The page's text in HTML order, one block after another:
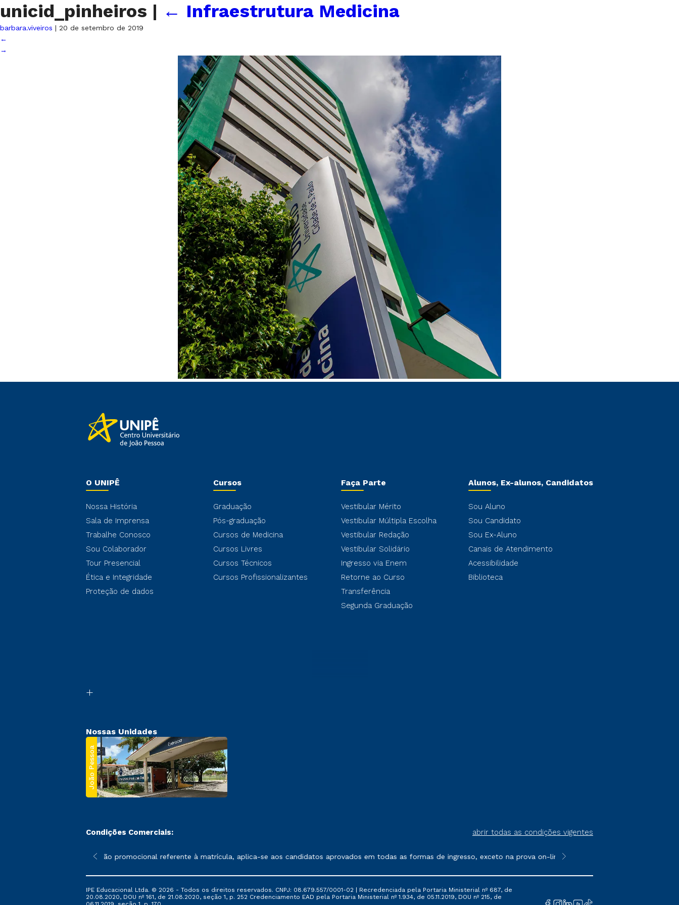
unicid_pinheiros | ← Infraestrutura Medicina
barbara.viveiros | 20 de setembro de 2019
←
→
O UNIPÊ
Nossa História
Sala de Imprensa
Trabalhe Conosco
Sou Colaborador
Tour Presencial
Ética e Integridade
Proteção de dados
Cursos
Graduação
Pós-graduação
Cursos de Medicina
Cursos Livres
Cursos Técnicos
Cursos Profissionalizantes
Faça Parte
Vestibular Mérito
Vestibular Múltipla Escolha
Vestibular Redação
Vestibular Solidário
Ingresso via Enem
Retorne ao Curso
Transferência
Segunda Graduação
Alunos, Ex-alunos, Candidatos
Sou Aluno
Sou Candidato
Sou Ex-Aluno
Canais de Atendimento
Acessibilidade
Biblioteca
Nossas Unidades
João Pessoa
Condições Comerciais: abrir todas as condições vigentes
sofrer alterações nos períodos de rematrícula conforme exposto no contrato de prestação de serviços.
*A condição promocional referente à matrícula, aplica-se aos candidatos aprovados em todas as formas de ingresso, exceto na prova on-line ou agendada, que ofertam
**Semipresencial é um formato do
IPE Educacional Ltda. © 2026 - Todos os direitos reservados. CNPJ: 08.679.557/0001-02 | Recredenciada pela Portaria Ministerial nº 687, de
20.08.2020, DOU nº 161, de 21.08.2020, seção 1, p. 252 Credenciamento EAD pela Portaria Ministerial nº 1.934, de 05.11.2019, DOU nº 215, de